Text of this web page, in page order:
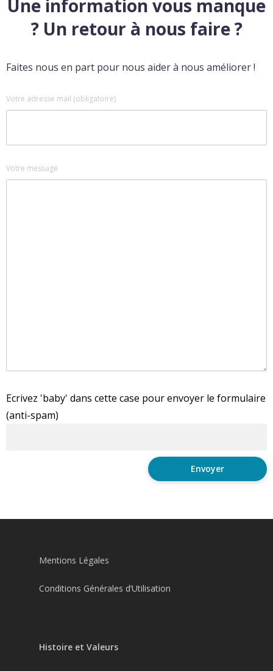
Une information vous manque
? Un retour à nous faire ?
Faites nous en part pour nous aider à nous améliorer !
Votre adresse mail (obligatoire)
Votre message
Ecrivez 'baby' dans cette case pour envoyer le formulaire
(anti-spam)
Mentions Légales
Conditions Générales d’Utilisation
Histoire et Valeurs